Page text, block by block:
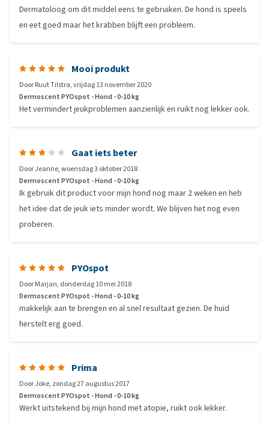
Dermatoloog om dit middel eens te gebruiken. De hond is speels
en eet goed maar het krabben blijft een probleem.
Mooi produkt
DoorRuut Tilstra,vrijdag 13 november 2020
Dermoscent PYOspot - Hond - 0-10 kg
Het vermindert jeukproblemen aanzienlijk en ruikt nog lekker ook.
Gaat iets beter
DoorJeanne,woensdag 3 oktober 2018
Dermoscent PYOspot - Hond - 0-10 kg
Ik gebruik dit product voor mijn hond nog maar 2 weken en heb
het idee dat de jeuk iets minder wordt. We blijven het nog even
proberen.
PYOspot
DoorMarjan, donderdag 10 mei 2018
Dermoscent PYOspot - Hond - 0-10 kg
makkelijk aan te brengen en al snel resultaat gezien. De huid
herstelt erg goed.
Prima
DoorJoke, zondag 27 augustus 2017
Dermoscent PYOspot - Hond - 0-10 kg
Werkt uitstekend bij mijn hond met atopie, ruikt ook lekker.